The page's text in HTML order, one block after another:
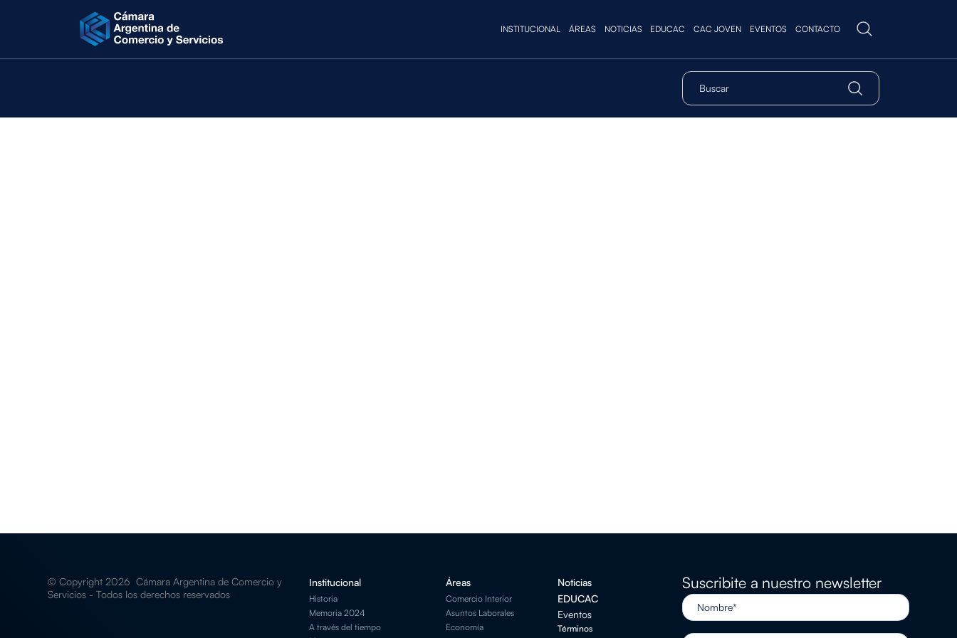
INSTITUCIONAL ÁREAS NOTICIAS EDUCAC CAC JOVEN EVENTOS CONTACTO
Institucional
Historia
Memoria 2024
A través del tiempo
Áreas
Comercio Interior
Asuntos Laborales
Economía
Noticias
EDUCAC
Eventos
Términos
Suscribite a nuestro newsletter
© Copyright 2026 Cámara Argentina de Comercio y
Servicios - Todos los derechos reservados